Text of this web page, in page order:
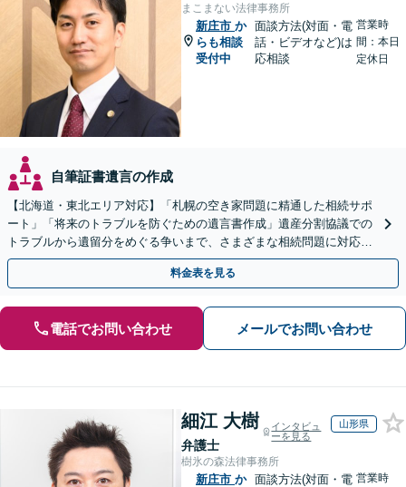
まこまない法律事務所
新庄市 か
らも相談
受付中
面談方法(対面・電
話・ビデオなど)は
応相談
営業時
間：本日
定休日
自筆証書遺言の作成
【北海道・東北エリア対応】「札幌の空き家問題に精通した相続サポ
ート」「将来のトラブルを防ぐための遺言書作成」遺産分割協議での
トラブルから遺留分をめぐる争いまで、さまざまな相続問題に対応し
ています「アクセス良好・WEB面談対応で安心の相談」
料金表を見る
電話でお問い合わせ メールでお問い合わせ
細江 大樹
弁護士
インタビュ
ーを見る
山形県
樹氷の森法律事務所
新庄市 か 面談方法(対面・電 営業時